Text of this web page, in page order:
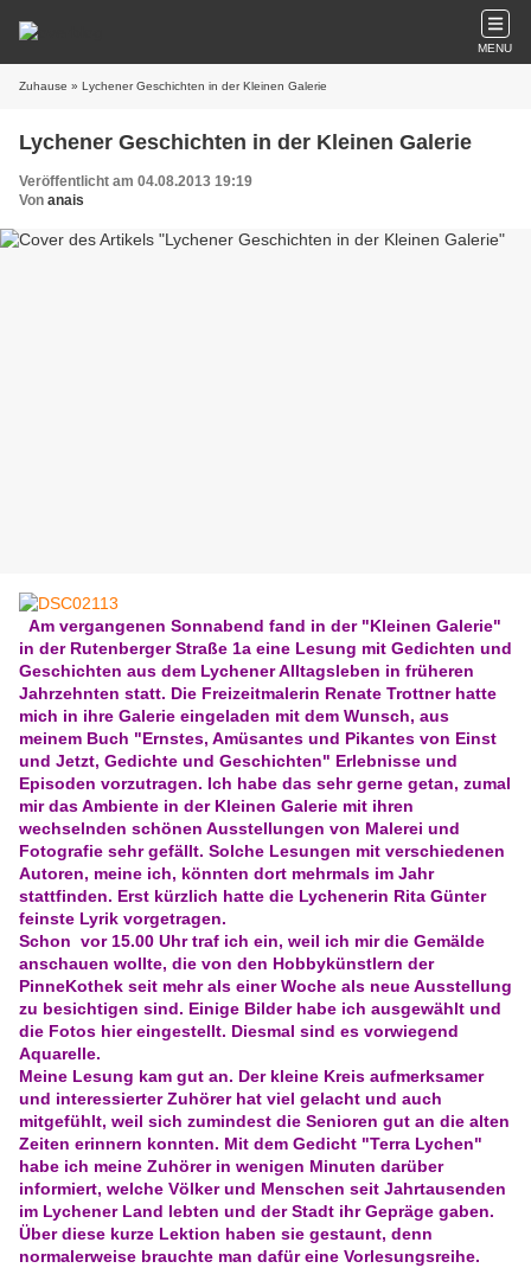
MENU
Zuhause » Lychener Geschichten in der Kleinen Galerie
Lychener Geschichten in der Kleinen Galerie
Veröffentlicht am 04.08.2013 19:19
Von anais
Am vergangenen Sonnabend fand in der "Kleinen Galerie"
in der Rutenberger Straße 1a eine Lesung mit Gedichten und
Geschichten aus dem Lychener Alltagsleben in früheren
Jahrzehnten statt. Die Freizeitmalerin Renate Trottner hatte
mich in ihre Galerie eingeladen mit dem Wunsch, aus
meinem Buch "Ernstes, Amüsantes und Pikantes von Einst
und Jetzt, Gedichte und Geschichten" Erlebnisse und
Episoden vorzutragen. Ich habe das sehr gerne getan, zumal
mir das Ambiente in der Kleinen Galerie mit ihren
wechselnden schönen Ausstellungen von Malerei und
Fotografie sehr gefällt. Solche Lesungen mit verschiedenen
Autoren, meine ich, könnten dort mehrmals im Jahr
stattfinden. Erst kürzlich hatte die Lychenerin Rita Günter
feinste Lyrik vorgetragen.
Schon vor 15.00 Uhr traf ich ein, weil ich mir die Gemälde
anschauen wollte, die von den Hobbykünstlern der
PinneKothek seit mehr als einer Woche als neue Ausstellung
zu besichtigen sind. Einige Bilder habe ich ausgewählt und
die Fotos hier eingestellt. Diesmal sind es vorwiegend
Aquarelle.
Meine Lesung kam gut an. Der kleine Kreis aufmerksamer
und interessierter Zuhörer hat viel gelacht und auch
mitgefühlt, weil sich zumindest die Senioren gut an die alten
Zeiten erinnern konnten. Mit dem Gedicht "Terra Lychen"
habe ich meine Zuhörer in wenigen Minuten darüber
informiert, welche Völker und Menschen seit Jahrtausenden
im Lychener Land lebten und der Stadt ihr Gepräge gaben.
Über diese kurze Lektion haben sie gestaunt, denn
normalerweise brauchte man dafür eine Vorlesungsreihe.